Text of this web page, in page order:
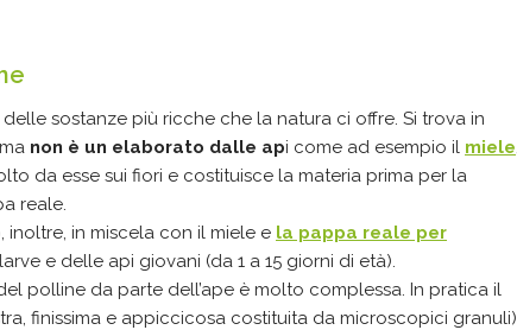
delle sostanze più ricche che la natura ci offre. Si trova in
non è un elaborato dalle api come ad esempio il miele
da esse sui fiori e costituisce la materia prima per la
reale.
inoltre, in miscela con il miele e la pappa reale per
e delle api giovani (da 1 a 15 giorni di età).
polline da parte dell’ape è molto complessa. In pratica il
finissima e appiccicosa costituita da microscopici granuli)